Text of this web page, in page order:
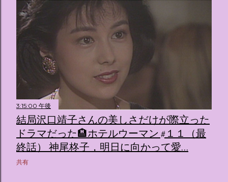
3:15:00 午後
結局沢口靖子さんの美しさだけが際立った
ドラマだった🏨ホテルウーマン #１１（最
終話） 神尾柊子，明日に向かって愛…
共有